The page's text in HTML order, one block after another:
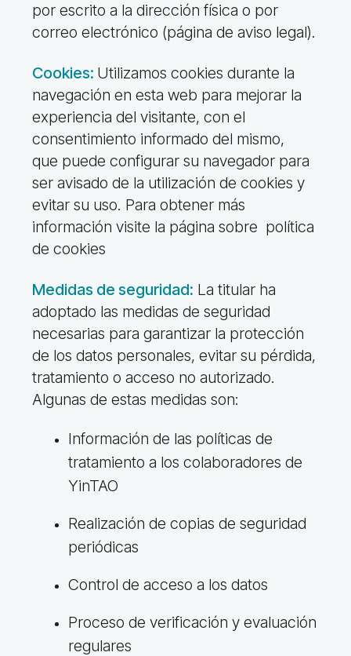
por escrito a la dirección física o por
correo electrónico (página de aviso legal).
Cookies: Utilizamos cookies durante la
navegación en esta web para mejorar la
experiencia del visitante, con el
consentimiento informado del mismo,
que puede configurar su navegador para
ser avisado de la utilización de cookies y
evitar su uso. Para obtener más
información visite la página sobre política
de cookies
Medidas de seguridad: La titular ha
adoptado las medidas de seguridad
necesarias para garantizar la protección
de los datos personales, evitar su pérdida,
tratamiento o acceso no autorizado.
Algunas de estas medidas son:
Información de las políticas de
tratamiento a los colaboradores de
YinTAO
Realización de copias de seguridad
periódicas
Control de acceso a los datos
Proceso de verificación y evaluación
regulares